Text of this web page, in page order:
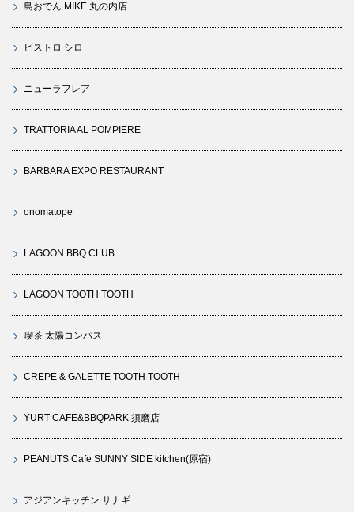
島おでん MIKE 丸の内店
ビストロ シロ
ニューラフレア
TRATTORIA AL POMPIERE
BARBARA EXPO RESTAURANT
onomatope
LAGOON BBQ CLUB
LAGOON TOOTH TOOTH
喫茶 太陽コンパス
CREPE & GALETTE TOOTH TOOTH
YURT CAFE&BBQPARK 須磨店
PEANUTS Cafe SUNNY SIDE kitchen(原宿)
アジアンキッチン サナギ